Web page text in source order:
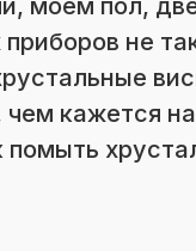
моем пол,
не
чем кажется
помыть